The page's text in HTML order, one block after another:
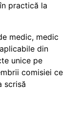
practică la
medic, medic
din
unice pe
comisiei ce
scrisă